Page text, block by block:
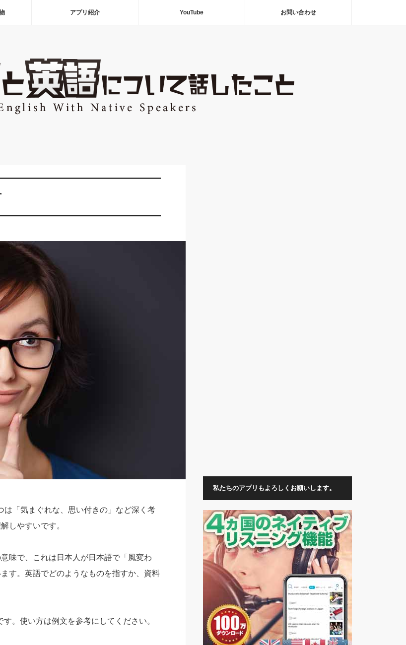
アプリ紹介 YouTube お問い合わせ
「気まぐれな、思い付きの」など深く考
しやすいです。
味で、これは日本人が日本語で「風変わ
す。英語でどのようなものを指すか、資料
。使い方は例文を参考にしてください。
私たちのアプリもよろしくお願いします。